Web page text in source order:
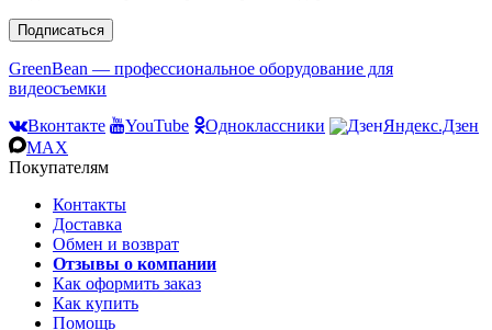
Подписаться
GreenBean — профессиональное оборудование для
видеосъемки
Вконтакте
YouTube Одноклассники
Яндекс.Дзен
MAX
Покупателям
Контакты
Доставка
Обмен и возврат
Отзывы о компании
Как оформить заказ
Как купить
Помощь